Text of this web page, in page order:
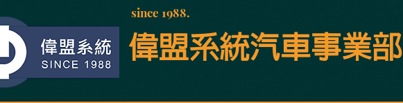
since 1988.
偉盟系統汽車事業部